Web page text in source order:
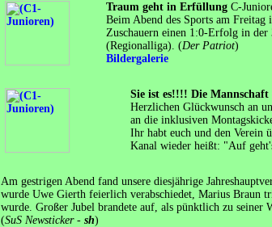
Traum geht in Erfüllung C-
Beim Abend des Sports am Freitag
Zuschauern einen 1:0-Erfolg in
(Regionalliga). (Der Patriot)
Bildergalerie
Sie ist es!!!! Die
Herzlichen Glückwunsch an
an die inklusiven
Ihr habt euch und den Verein
Kanal wieder heißt: "Auf
Am gestrigen Abend fand unsere diesjährige
wurde Uwe Gierth feierlich verabschiedet, Marius Braun
wurde. Großer Jubel brandete auf, als pünktlich zu
(SuS Newsticker - sh)